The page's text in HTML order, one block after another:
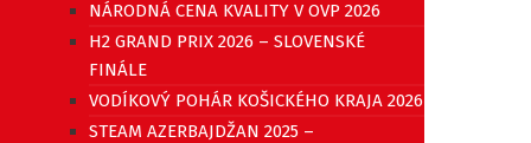
NÁRODNÁ CENA KVALITY V OVP 2026
H2 GRAND PRIX 2026 – SLOVENSKÉ
FINÁLE
VODÍKOVÝ POHÁR KOŠICKÉHO KRAJA 2026
STEAM AZERBAJDŽAN 2025 –